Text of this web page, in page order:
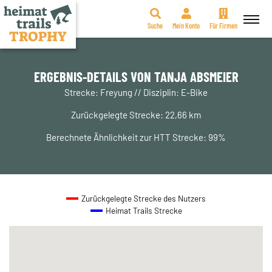
Zum
Suche Mein Konto Für Firmen
ERGEBNIS-DETAILS VON TANJA ABSMEIER
Strecke: Freyung // Disziplin: E-Bike
Zurückgelegte Strecke: 22,66 km
Berechnete Ähnlichkeit zur HTT Strecke: 99%
Zurückgelegte Strecke des Nutzers
Heimat Trails Strecke